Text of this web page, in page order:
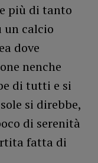
più di tanto
un calcio
dove
nenche
di tutti e si
si direbbe,
di serenità
fatta di